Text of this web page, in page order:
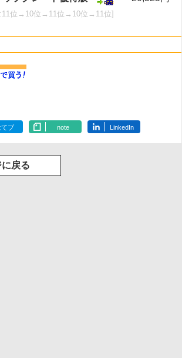
:11位→10位→11位→10位→11位]
てブ note LinkedIn
に戻る